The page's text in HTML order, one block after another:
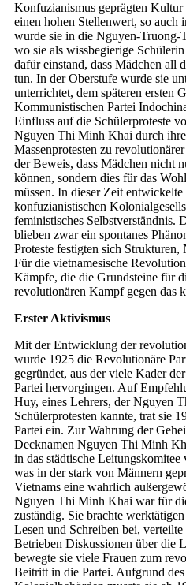
Konfuzianismus geprägten
einen hohen Stellenwert, so auch
wurde sie in die Nguyen-Truong-
wo sie als wissbegierige
dafür einstand, dass Mädchen all
tun. In der Oberstufe wurde sie
unterrichtet, dem späteren ersten
Kommunistischen Partei
Einfluss auf die Schülerproteste
Nguyen Thi Minh Khai durch
Massenprotesten zu
der Beweis, dass Mädchen nicht
können, sondern dies für das
müssen. In dieser Zeit
konfuzianistischen
feministisches Selbstverständnis.
blieben zwar ein spontanes
Proteste festigten sich
Für die vietnamesische
Kämpfe, die die Grundsteine für
revolutionären Kampf gegen das
Erster Aktivismus
Mit der Entwicklung der
wurde 1925 die Revolutionäre
gegründet, aus der viele Kader
Partei hervorgingen. Auf
Huy, eines Lehrers, der Nguyen
Schülerprotesten kannte, trat sie
Partei ein. Zur Wahrung der
Decknamen Nguyen Thi Minh
in das städtische
was in der stark von Männern
Vietnams eine wahrlich
Nguyen Thi Minh Khai war für
zuständig. Sie brachte
Lesen und Schreiben bei,
Betrieben Diskussionen über die
bewegte sie viele Frauen zum
Beitritt in die Partei. Aufgrund